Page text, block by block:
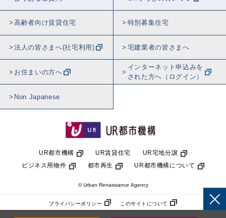
高齢者向け賃貸住宅 特別募集住宅
法人の皆さまへ(社宅利用) 宅建業者の皆さまへ
お住まいの方へ
インターネット申込みを
された方へ（ログイン）
Non Japanese
UR都市機構 UR賃貸住宅
UR宅地分譲
ビジネス用物件
都市再生 UR都市機構について
© Urban Renaissance Agency
プライバシーポリシー このサイトについて